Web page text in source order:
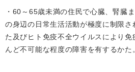
・60～65歳未満の住民で心臓、腎臓
の身辺の日常生活活動が極度に制限
た及びヒト免疫不全ウイルスにより免
んど不可能な程度の障害を有するかた